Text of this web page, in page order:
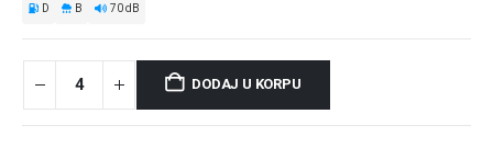
D B 70 dB
DODAJ U KORPU